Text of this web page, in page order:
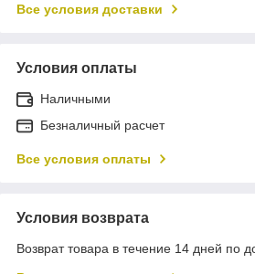
Все условия доставки
Условия оплаты
Наличными
Безналичный расчет
Все условия оплаты
Условия возврата
Возврат товара в течение 14 дней по